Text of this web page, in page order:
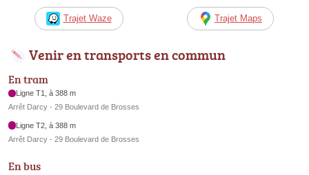
Trajet Waze Trajet Maps
Venir en transports en commun
En tram
Ligne T1, à 388 m
Arrêt Darcy - 29 Boulevard de Brosses
Ligne T2, à 388 m
Arrêt Darcy - 29 Boulevard de Brosses
En bus